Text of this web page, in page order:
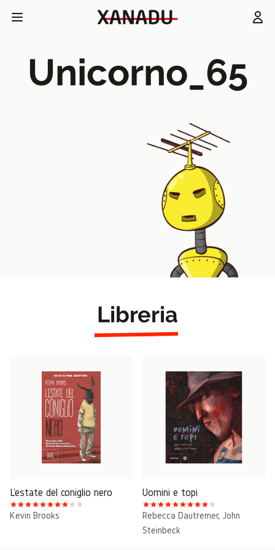
Unicorno_65
Libreria
L'estate del coniglio nero
Kevin Brooks
Uomini e topi
Rebecca Dautremer, John
Steinbeck